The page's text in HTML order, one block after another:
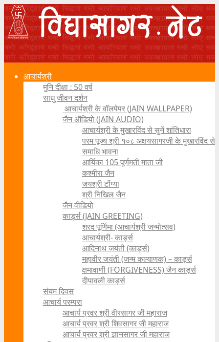
आचार्यश्री
मुनि दीक्षा : 50 वर्ष
साधु जीवन दर्शन
आचार्यश्री के वॉलपेपर (JAIN WALLPAPER)
जैन ऑडियो (JAIN AUDIO)
आचार्यश्री के मुखारविंद से सुनें शांतिधारा
परम पूज्य श्री १०८ अक्षयसागरजी के मुखारविंद से
समाधि भावना
आर्यिका 105 पूर्णमती माता जी
कश्मीरा जैन
जयश्री टोंग्या
श्री निखिल जैन
जैन वीडियो
कार्ड्स (JAIN GREETING)
शरद पूर्णिमा (आचार्यश्री जन्मोत्सव)
आचार्यश्री- कार्ड्स
आदिनाथ जयंती (कार्ड्स)
महावीर जयंती (जन्म कल्याणक) – कार्ड्स
क्षमावाणी (FORGIVENESS) जैन कार्ड्स
दीपावली कार्ड्स
संयम दिवस
आचार्य परम्परा
आचार्य प्रवर श्री वीरसागर जी महाराज
आचार्य प्रवर श्री शिवसागर जी महाराज
आचार्य प्रवर श्री ज्ञानसागर जी महाराज